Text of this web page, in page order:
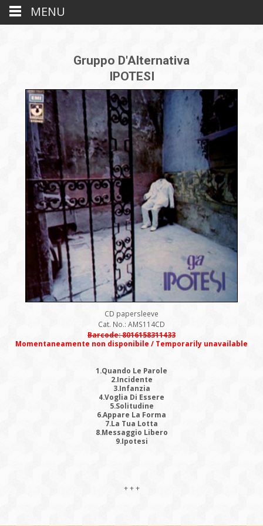
Gruppo D'Alternativa
IPOTESI
CD papersleeve
Cat. No.: AMS114CD
Barcode: 8016158311433
Momentaneamente non disponibile / Temporarily unavailable
1.Quando Le Parole
2.Incidente
3.Infanzia
4.Voglia Di Essere
5.Solitudine
6.Appare La Forma
7.La Tua Lotta
8.Messaggio Libero
9.Ipotesi
+ + +
MENU